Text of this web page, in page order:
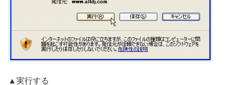
▲実行する